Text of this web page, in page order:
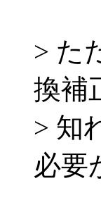
> た
換補
> 知
必